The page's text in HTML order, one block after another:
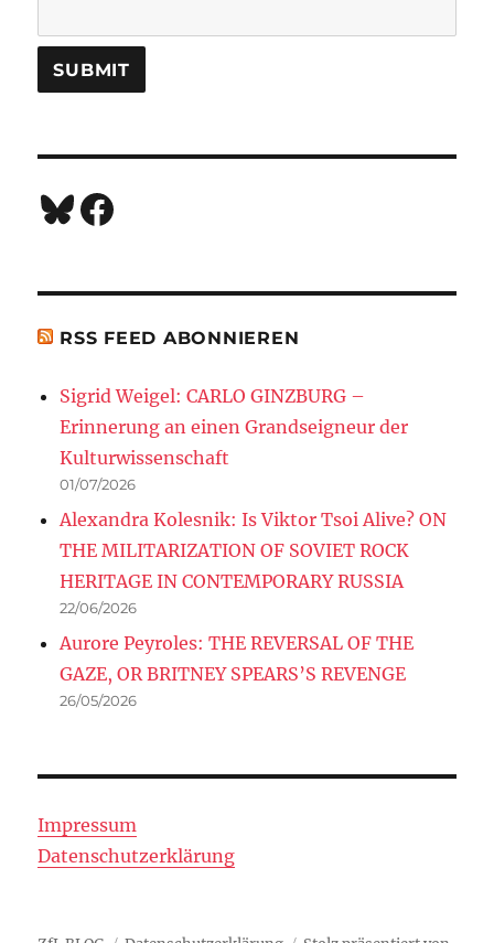
Bluesky
Facebook
RSS FEED ABONNIEREN
Sigrid Weigel: CARLO GINZBURG –
Erinnerung an einen Grandseigneur der
Kulturwissenschaft
01/07/2026
Alexandra Kolesnik: Is Viktor Tsoi Alive? ON
THE MILITARIZATION OF SOVIET ROCK
HERITAGE IN CONTEMPORARY RUSSIA
22/06/2026
Aurore Peyroles: THE REVERSAL OF THE
GAZE, OR BRITNEY SPEARS’S REVENGE
26/05/2026
Impressum
Datenschutzerklärung